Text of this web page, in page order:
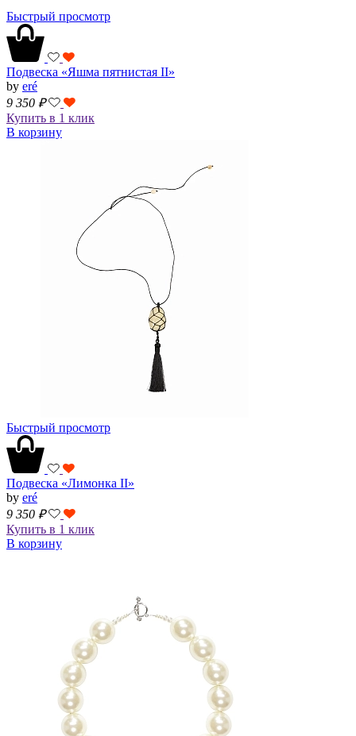
Быстрый просмотр
Подвеска «Яшма пятнистая II»
by eré
9 350 ₽
Купить в 1 клик
В корзину
Быстрый просмотр
Подвеска «Лимонка II»
by eré
9 350 ₽
Купить в 1 клик
В корзину